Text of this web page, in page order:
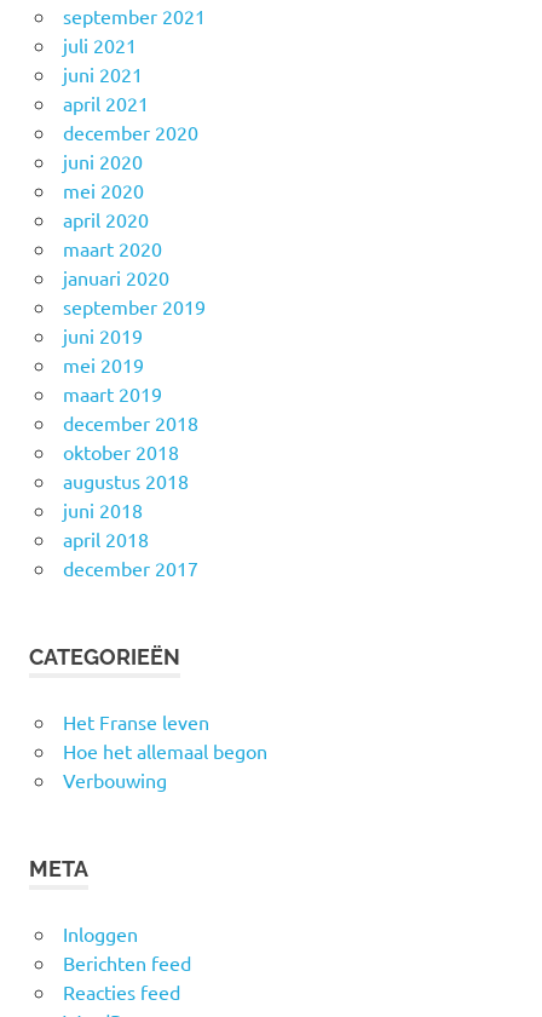
september 2021
juli 2021
juni 2021
april 2021
december 2020
juni 2020
mei 2020
april 2020
maart 2020
januari 2020
september 2019
juni 2019
mei 2019
maart 2019
december 2018
oktober 2018
augustus 2018
juni 2018
april 2018
december 2017
CATEGORIEËN
Het Franse leven
Hoe het allemaal begon
Verbouwing
META
Inloggen
Berichten feed
Reacties feed